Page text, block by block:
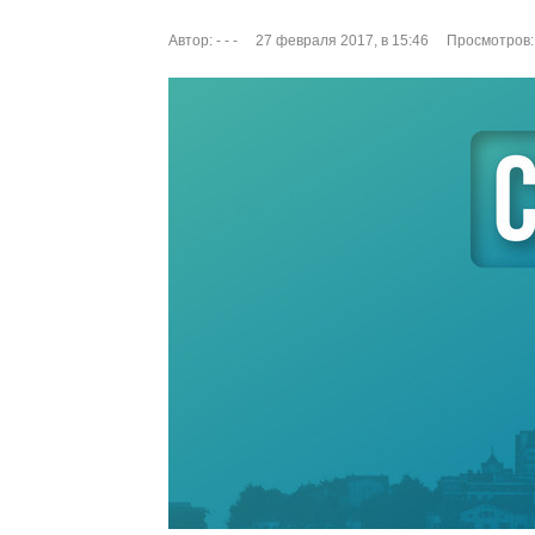
Автор: - - - 27 февраля 2017, в 15:46